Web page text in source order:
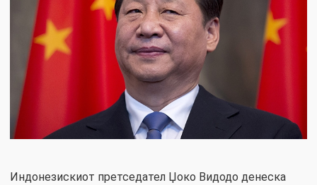
Индонезискиот претседател Џоко Видодо денеска